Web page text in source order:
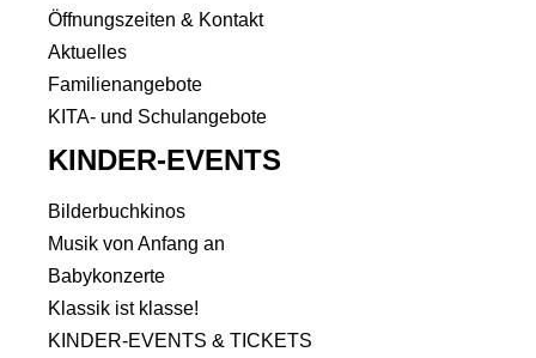
Öffnungszeiten & Kontakt
Aktuelles
Familienangebote
KITA- und Schulangebote
KINDER-EVENTS
Bilderbuchkinos
Musik von Anfang an
Babykonzerte
Klassik ist klasse!
KINDER-EVENTS & TICKETS